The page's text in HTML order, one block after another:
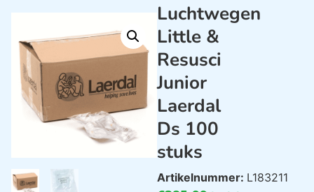
Luchtwegen
Little &
Resusci
Junior
Laerdal
Ds 100
stuks
Artikelnummer: L183211